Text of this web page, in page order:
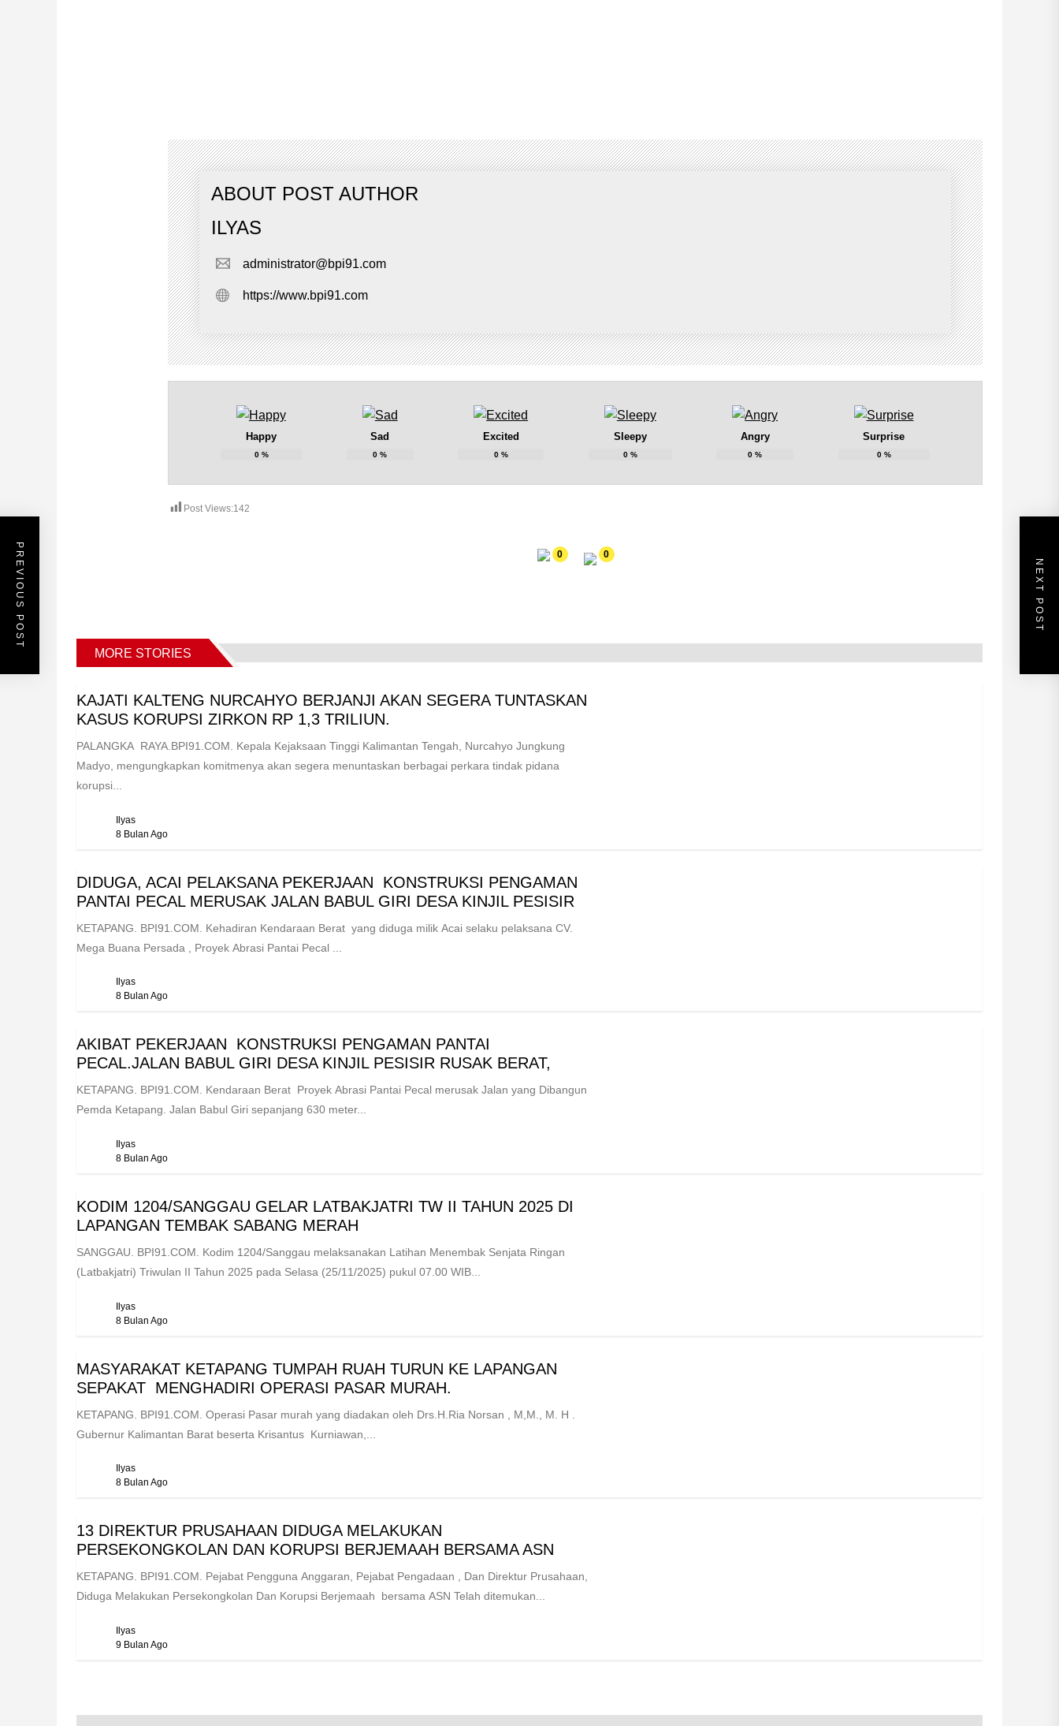
ABOUT POST AUTHOR
ILYAS
administrator@bpi91.com
https://www.bpi91.com
Happy
0%
Sad
0 %
Excited
0%
Sleepy
0%
Angry
0 %
Surprise
0%
Post Views:142
0 0
PREVIOUS POST NEXT POST
MORE STORIES
KAJATI KALTENG NURCAHYO BERJANJI AKAN SEGERA TUNTASKAN
KASUS KORUPSI ZIRKON RP 1,3 TRILIUN.
PALANGKA RAYA.BPI91.COM. Kepala Kejaksaan Tinggi Kalimantan Tengah, Nurcahyo Jungkung
Madyo, mengungkapkan komitmenya akan segera menuntaskan berbagai perkara tindak pidana
korupsi...
Ilyas
8 Bulan Ago
DIDUGA, ACAI PELAKSANA PEKERJAAN KONSTRUKSI PENGAMAN
PANTAI PECAL MERUSAK JALAN BABUL GIRI DESA KINJIL PESISIR
KETAPANG. BPI91.COM. Kehadiran Kendaraan Berat yang diduga milik Acai selaku pelaksana CV.
Mega Buana Persada , Proyek Abrasi Pantai Pecal ...
Ilyas
8 Bulan Ago
AKIBAT PEKERJAAN KONSTRUKSI PENGAMAN PANTAI
PECAL.JALAN BABUL GIRI DESA KINJIL PESISIR RUSAK BERAT,
KETAPANG. BPI91.COM. Kendaraan Berat Proyek Abrasi Pantai Pecal merusak Jalan yang Dibangun
Pemda Ketapang. Jalan Babul Giri sepanjang 630 meter...
Ilyas
8 Bulan Ago
KODIM 1204/SANGGAU GELAR LATBAKJATRI TW II TAHUN 2025 DI
LAPANGAN TEMBAK SABANG MERAH ‎
‎SANGGAU. BPI91.COM. Kodim 1204/Sanggau melaksanakan Latihan Menembak Senjata Ringan
(Latbakjatri) Triwulan II Tahun 2025 pada Selasa (25/11/2025) pukul 07.00 WIB...
Ilyas
8 Bulan Ago
MASYARAKAT KETAPANG TUMPAH RUAH TURUN KE LAPANGAN
SEPAKAT MENGHADIRI OPERASI PASAR MURAH.
KETAPANG. BPI91.COM. Operasi Pasar murah yang diadakan oleh Drs.H.Ria Norsan , M,M., M. H .
Gubernur Kalimantan Barat beserta Krisantus Kurniawan,...
Ilyas
8 Bulan Ago
13 DIREKTUR PRUSAHAAN DIDUGA MELAKUKAN
PERSEKONGKOLAN DAN KORUPSI BERJEMAAH BERSAMA ASN
KETAPANG. BPI91.COM. Pejabat Pengguna Anggaran, Pejabat Pengadaan , Dan Direktur Prusahaan,
Diduga Melakukan Persekongkolan Dan Korupsi Berjemaah bersama ASN Telah ditemukan...
Ilyas
9 Bulan Ago